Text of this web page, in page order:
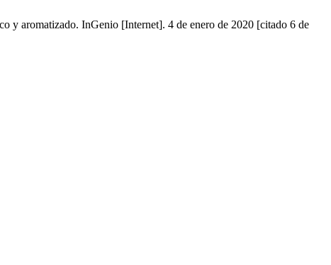
y aromatizado. InGenio [Internet]. 4 de enero de 2020 [citado 6 de